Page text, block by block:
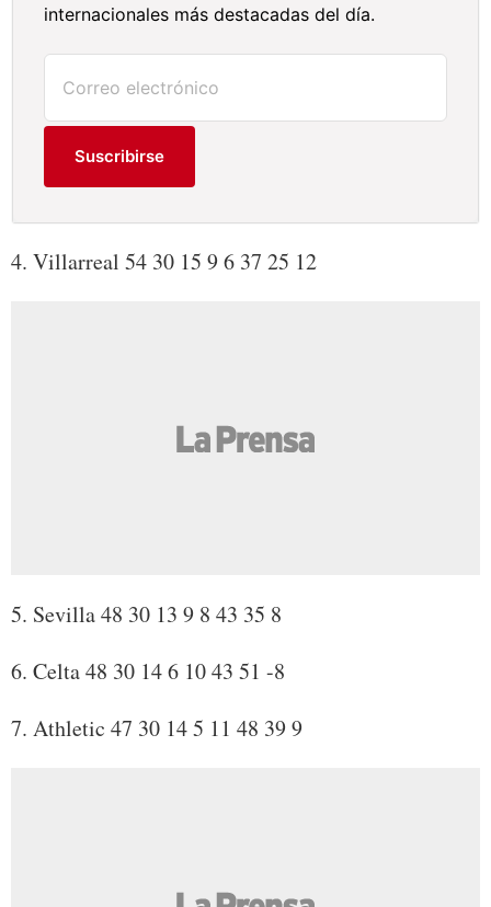
internacionales más destacadas del día.
Suscribirse
4. Villarreal 54 30 15 9 6 37 25 12
5. Sevilla 48 30 13 9 8 43 35 8
6. Celta 48 30 14 6 10 43 51 -8
7. Athletic 47 30 14 5 11 48 39 9